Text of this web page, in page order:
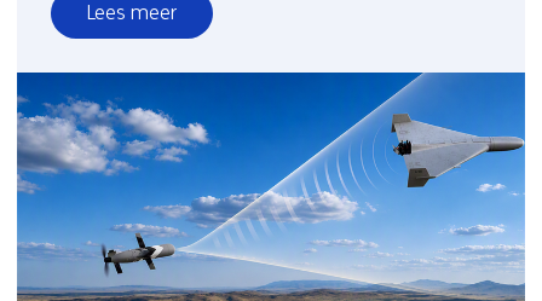
Lees meer
over
Van
dreiging
naar
daadkracht